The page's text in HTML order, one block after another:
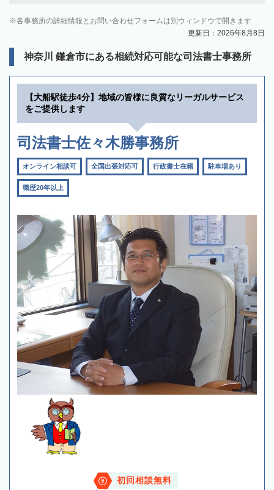
各事務所の詳細情報とお問い合わせフォームは別ウィンドウで開きます
更新日：2026年8月8日
神奈川 鎌倉市にある相続対応可能な司法書士事務所
【大船駅徒歩4分】地域の皆様に良質なリーガルサービス
をご提供します
司法書士佐々木勝事務所
オンライン相談可 全国出張対応可 行政書士在籍 駐車場あり
職歴20年以上
初回相談無料